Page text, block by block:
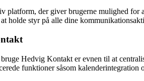
platform, der giver brugerne mulighed for
holde styr på alle dine
Hedvig Kontakt er evnen til at
funktioner såsom